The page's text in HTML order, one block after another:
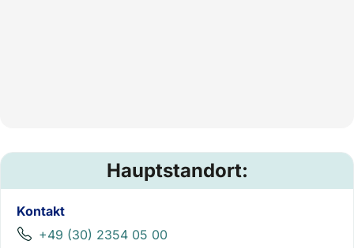
Hauptstandort:
Kontakt
+49 (30) 2354 05 00